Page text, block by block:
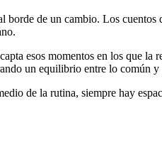
de un cambio. Los cuentos
esos momentos en los que la
un equilibrio entre lo común
de la rutina, siempre hay